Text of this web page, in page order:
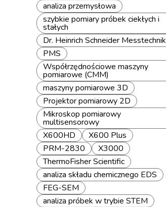
analiza przemysłowa
szybkie pomiary próbek ciekłych i
stałych
Dr. Heinrich Schneider Messtechnik
PMS
Współrzędnościowe maszyny
pomiarowe (CMM)
maszyny pomiarowe 3D
Projektor pomiarowy 2D
Mikroskop pomiarowy
multisensorowy
X600HD
X600 Plus
PRM-2830
X3000
ThermoFisher Scientific
analiza składu chemicznego EDS
FEG-SEM
analiza próbek w trybie STEM